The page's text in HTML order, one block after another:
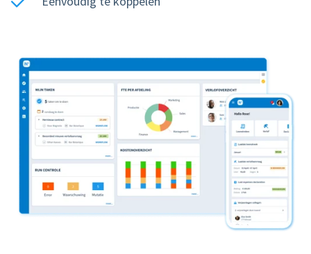
Mobiele app
Integraties
Nmbrs Marketplace